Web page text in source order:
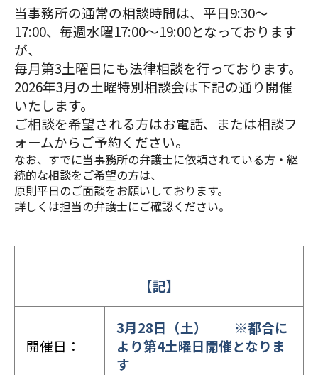
当事務所の通常の相談時間は、平日9:30～
17:00、毎週水曜17:00～19:00となっております
が、
毎月第3土曜日にも法律相談を行っております。
2026年3月の土曜特別相談会は下記の通り開催
いたします。
ご相談を希望される方はお電話、または相談フ
ォームからご予約ください。
なお、すでに当事務所の弁護士に依頼されている方・継
続的な相談をご希望の方は、
原則平日のご面談をお願いしております。
詳しくは担当の弁護士にご確認ください。
【記】
開催日：
3月28日（土） ※都合に
より第4土曜日開催となりま
す